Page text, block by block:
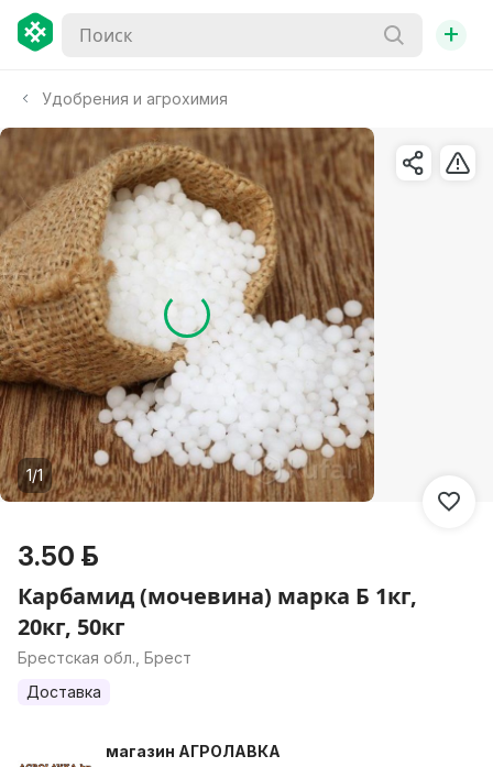
+
Удобрения и агрохимия
1/1
3.50 р.
Карбамид (мочевина) марка Б 1кг,
20кг, 50кг
Брестская обл., Брест
Доставка
магазин АГРОЛАВКА